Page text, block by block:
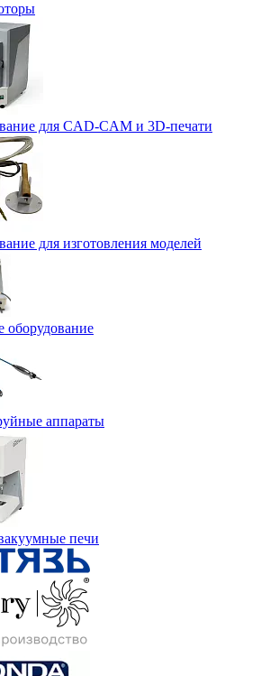
для CAD-CAM и 3D-печати
для изготовления моделей
оборудование
аппараты
печи